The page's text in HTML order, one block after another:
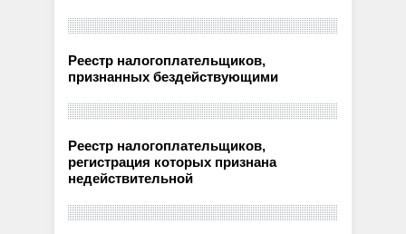
Реестр налогоплательщиков,
признанных бездействующими
Реестр налогоплательщиков,
регистрация которых признана
недействительной